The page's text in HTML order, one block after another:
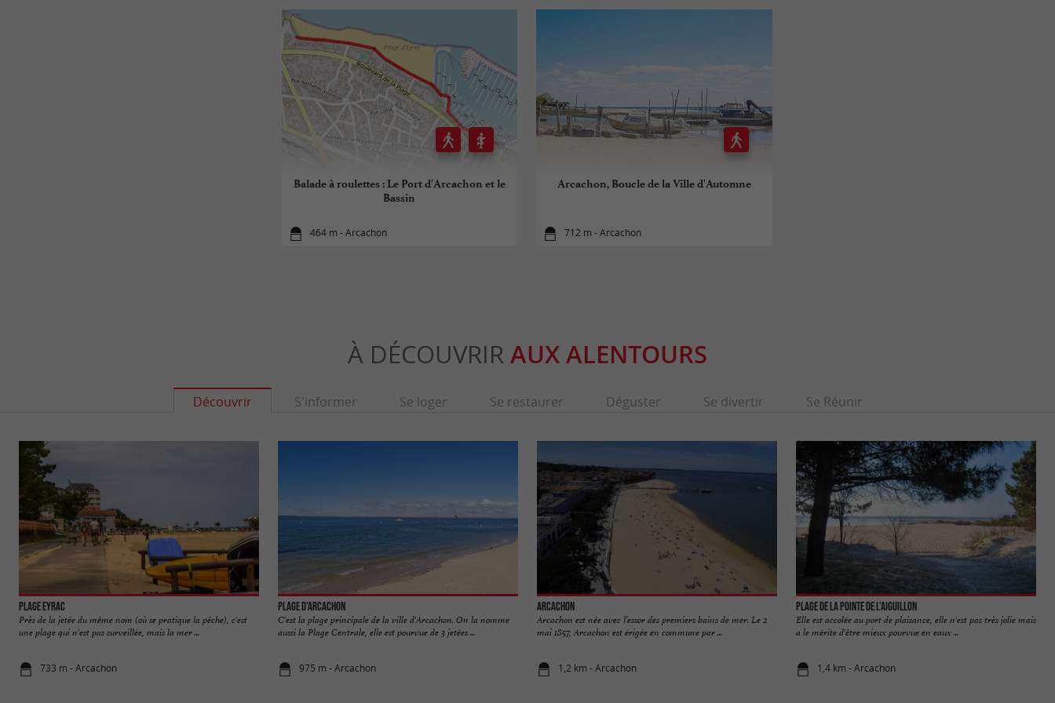
Balade à roulettes : Le Port d'Arcachon et le
Bassin
464 m - Arcachon
Arcachon, Boucle de la Ville d'Automne
712 m - Arcachon
À DÉCOUVRIR AUX ALENTOURS
Découvrir S'informer Se loger Se restaurer Déguster Se divertir Se Réunir
Plage Eyrac
Près de la jetée du même nom (où se pratique la pêche), c'est
une plage qui n'est pas surveillée, mais la mer ...
733 m - Arcachon
Plage d'Arcachon
C'est la plage principale de la ville d'Arcachon. On la nomme
aussi la Plage Centrale, elle est pourvue de 3 jetées ...
975 m - Arcachon
Arcachon
Arcachon est née avec l’essor des premiers bains de mer. Le 2
mai 1857, Arcachon est érigée en commune par ...
1,2 km - Arcachon
Plage de la Pointe de l'Aiguillon
Elle est accolée au port de plaisance, elle n'est pas très jolie mais
a le mérite d'être mieux pourvue en eaux ...
1,4 km - Arcachon